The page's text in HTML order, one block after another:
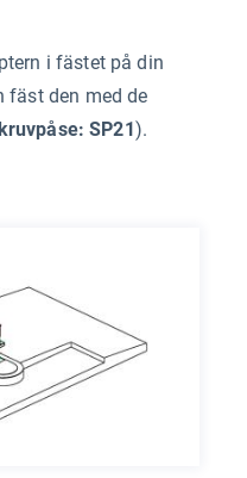
i fästet på din
fäst den med de
SP21).